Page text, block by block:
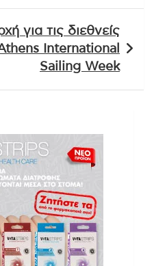
για τις διεθνείς
International
Sailing Week